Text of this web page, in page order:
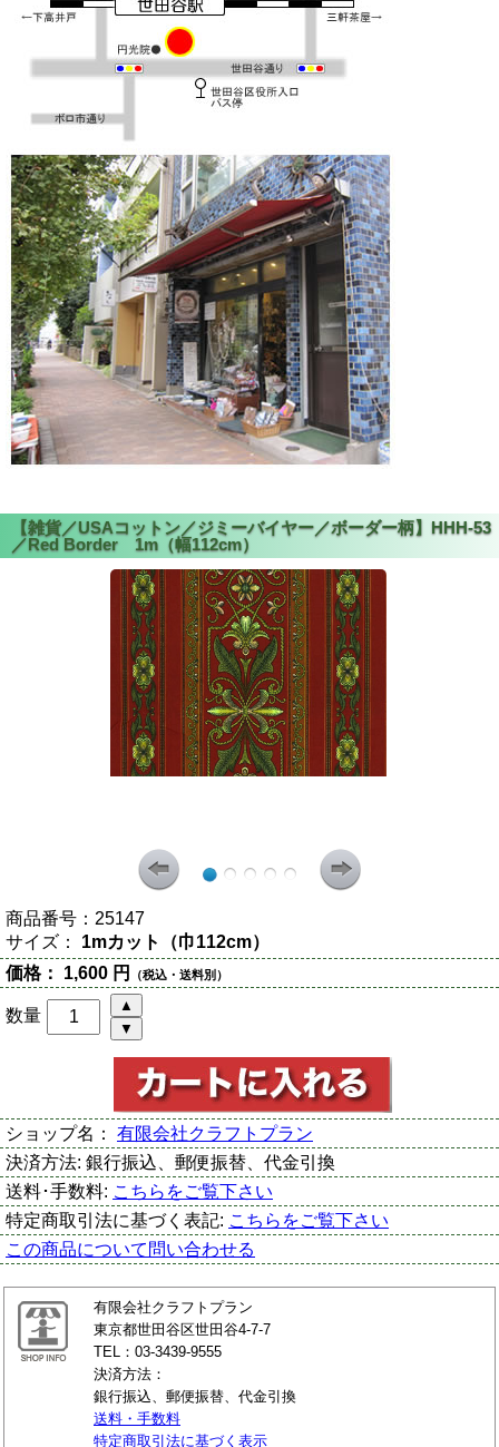
商品番号： 25147
サイズ： 1mカット（巾112cm）
価格： 1,600 円 （税込・送料別）
数量
ショップ名： 有限会社クラフトプラン
決済方法: 銀行振込、郵便振替、代金引換
送料･手数料: こちらをご覧下さい
特定商取引法に基づく表記: こちらをご覧下さい
この商品について問い合わせる
有限会社クラフトプラン
東京都世田谷区世田谷4-7-7
TEL：03-3439-9555
決済方法：
銀行振込、郵便振替、代金引換
送料・手数料
特定商取引法に基づく表示